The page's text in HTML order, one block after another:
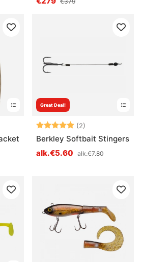
Limited Edition
tähdestä
Great Deal!
Arvio: (2)
Berkley Softbait Stingers
alk.€5.60 alk.€7.80